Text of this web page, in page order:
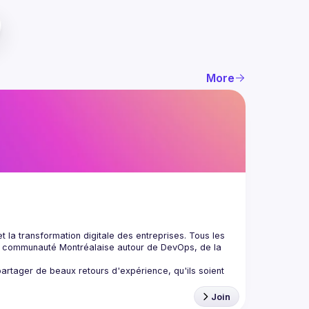
More
la transformation digitale des entreprises. Tous les
Montréalaise autour de DevOps, de la
de beaux retours d'expérience, qu'ils soient
Join